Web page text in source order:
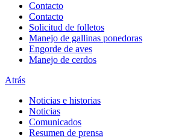
Contacto
Contacto
Solicitud de folletos
Manejo de gallinas ponedoras
Engorde de aves
Manejo de cerdos
Atrás
Noticias e historias
Noticias
Comunicados
Resumen de prensa